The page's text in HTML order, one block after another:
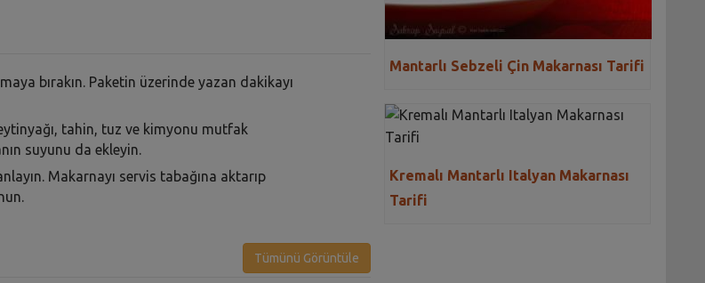
bırakın. Paketin üzerinde yazan dakikayı
tahin, tuz ve kimyonu mutfak
suyunu da ekleyin.
Makarnayı servis tabağına aktarıp
Tümünü Görüntüle
Mantarlı Sebzeli Çin Makarnası Tarifi
Kremalı Mantarlı Italyan Makarnası
Tarifi